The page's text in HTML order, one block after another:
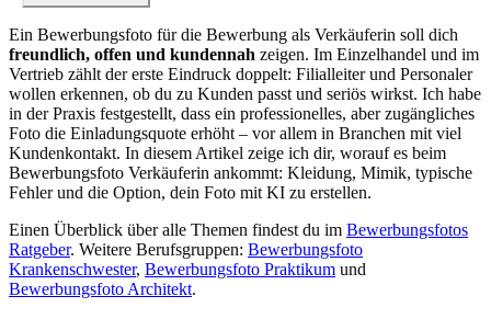
Ein Bewerbungsfoto für die Bewerbung als Verkäuferin soll dich
freundlich, offen und kundennah zeigen. Im Einzelhandel und im
Vertrieb zählt der erste Eindruck doppelt: Filialleiter und Personaler
wollen erkennen, ob du zu Kunden passt und seriös wirkst. Ich habe
in der Praxis festgestellt, dass ein professionelles, aber zugängliches
Foto die Einladungsquote erhöht – vor allem in Branchen mit viel
Kundenkontakt. In diesem Artikel zeige ich dir, worauf es beim
Bewerbungsfoto Verkäuferin ankommt: Kleidung, Mimik, typische
Fehler und die Option, dein Foto mit KI zu erstellen.
Einen Überblick über alle Themen findest du im Bewerbungsfotos
Ratgeber. Weitere Berufsgruppen: Bewerbungsfoto
Krankenschwester, Bewerbungsfoto Praktikum und
Bewerbungsfoto Architekt.